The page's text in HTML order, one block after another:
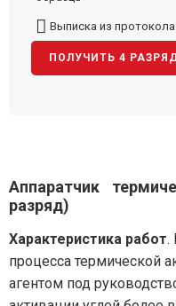
Выписка из
ПОЛУЧИТЬ 4
Аппаратчик
разряд)
Характеристика работ.
процесса термической
агентом под